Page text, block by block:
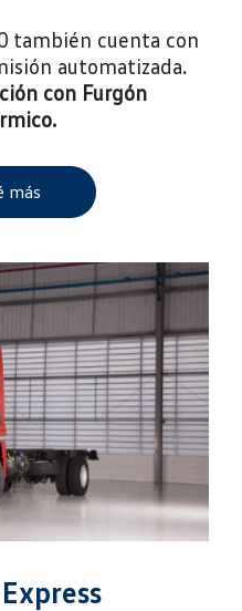
también cuenta con
automatizada.
con Furgón
más